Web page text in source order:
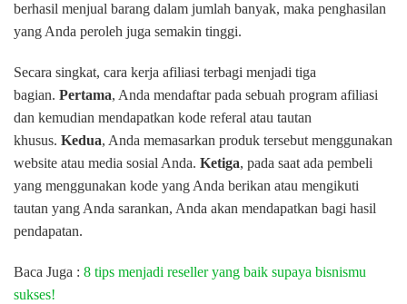
berhasil menjual barang dalam jumlah banyak, maka penghasilan
yang Anda peroleh juga semakin tinggi.
Secara singkat, cara kerja afiliasi terbagi menjadi tiga
bagian. Pertama, Anda mendaftar pada sebuah program afiliasi
dan kemudian mendapatkan kode referal atau tautan
khusus. Kedua, Anda memasarkan produk tersebut menggunakan
website atau media sosial Anda. Ketiga, pada saat ada pembeli
yang menggunakan kode yang Anda berikan atau mengikuti
tautan yang Anda sarankan, Anda akan mendapatkan bagi hasil
pendapatan.
Baca Juga : 8 tips menjadi reseller yang baik supaya bisnismu
sukses!